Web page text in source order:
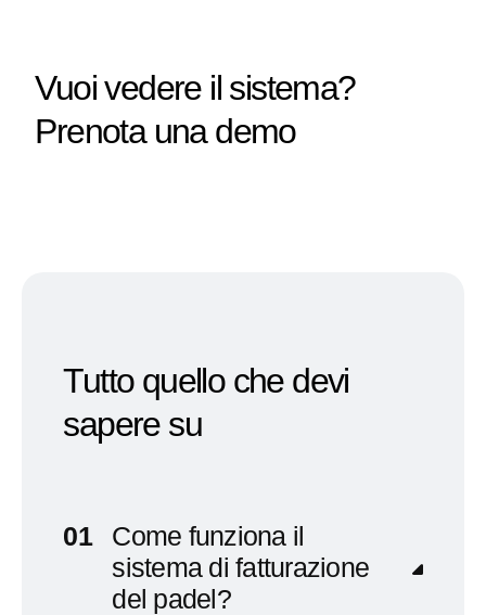
Vuoi vedere il sistema?
Prenota una demo
Tutto quello che devi
sapere su
Come funziona il
sistema di fatturazione
del padel?